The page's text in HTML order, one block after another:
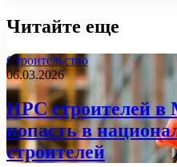
Читайте еще
Строительство
06.03.2026
НРС строителей
попасть в
строителей